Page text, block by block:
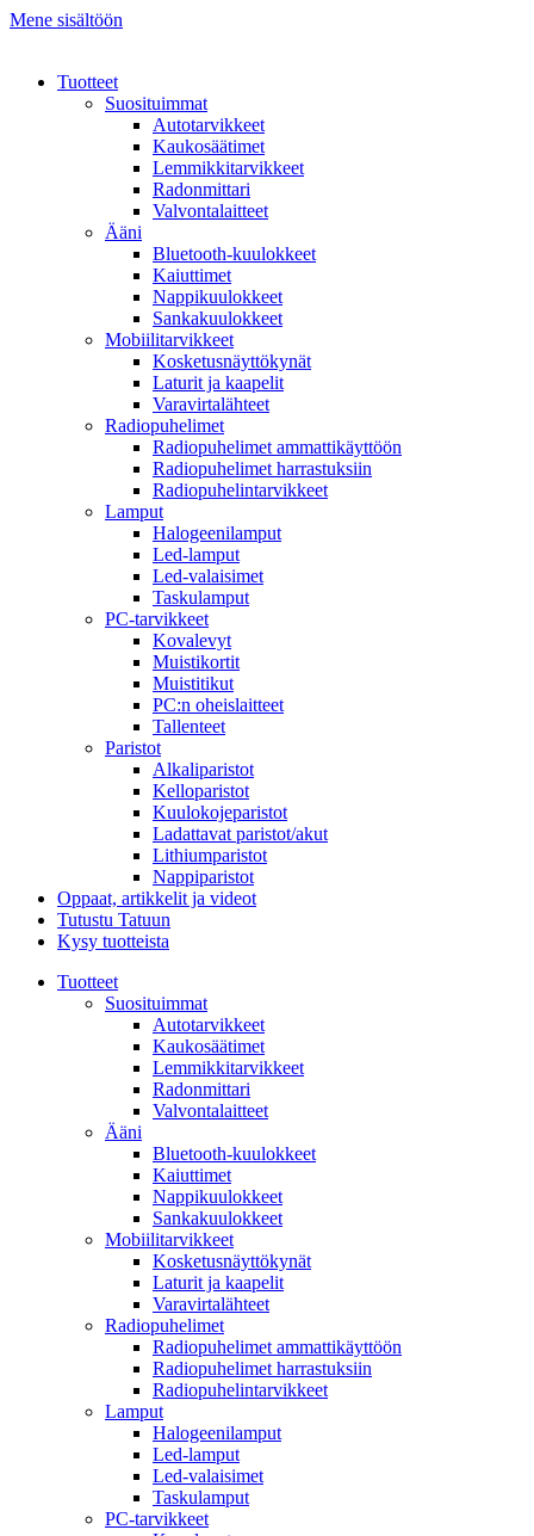
Mene sisältöön
Tuotteet
Suosituimmat
Autotarvikkeet
Kaukosäätimet
Lemmikkitarvikkeet
Radonmittari
Valvontalaitteet
Ääni
Bluetooth-kuulokkeet
Kaiuttimet
Nappikuulokkeet
Sankakuulokkeet
Mobiilitarvikkeet
Kosketusnäyttökynät
Laturit ja kaapelit
Varavirtalähteet
Radiopuhelimet
Radiopuhelimet ammattikäyttöön
Radiopuhelimet harrastuksiin
Radiopuhelintarvikkeet
Lamput
Halogeenilamput
Led-lamput
Led-valaisimet
Taskulamput
PC-tarvikkeet
Kovalevyt
Muistikortit
Muistitikut
PC:n oheislaitteet
Tallenteet
Paristot
Alkaliparistot
Kelloparistot
Kuulokojeparistot
Ladattavat paristot/akut
Lithiumparistot
Nappiparistot
Oppaat, artikkelit ja videot
Tutustu Tatuun
Kysy tuotteista
Tuotteet
Suosituimmat
Autotarvikkeet
Kaukosäätimet
Lemmikkitarvikkeet
Radonmittari
Valvontalaitteet
Ääni
Bluetooth-kuulokkeet
Kaiuttimet
Nappikuulokkeet
Sankakuulokkeet
Mobiilitarvikkeet
Kosketusnäyttökynät
Laturit ja kaapelit
Varavirtalähteet
Radiopuhelimet
Radiopuhelimet ammattikäyttöön
Radiopuhelimet harrastuksiin
Radiopuhelintarvikkeet
Lamput
Halogeenilamput
Led-lamput
Led-valaisimet
Taskulamput
PC-tarvikkeet